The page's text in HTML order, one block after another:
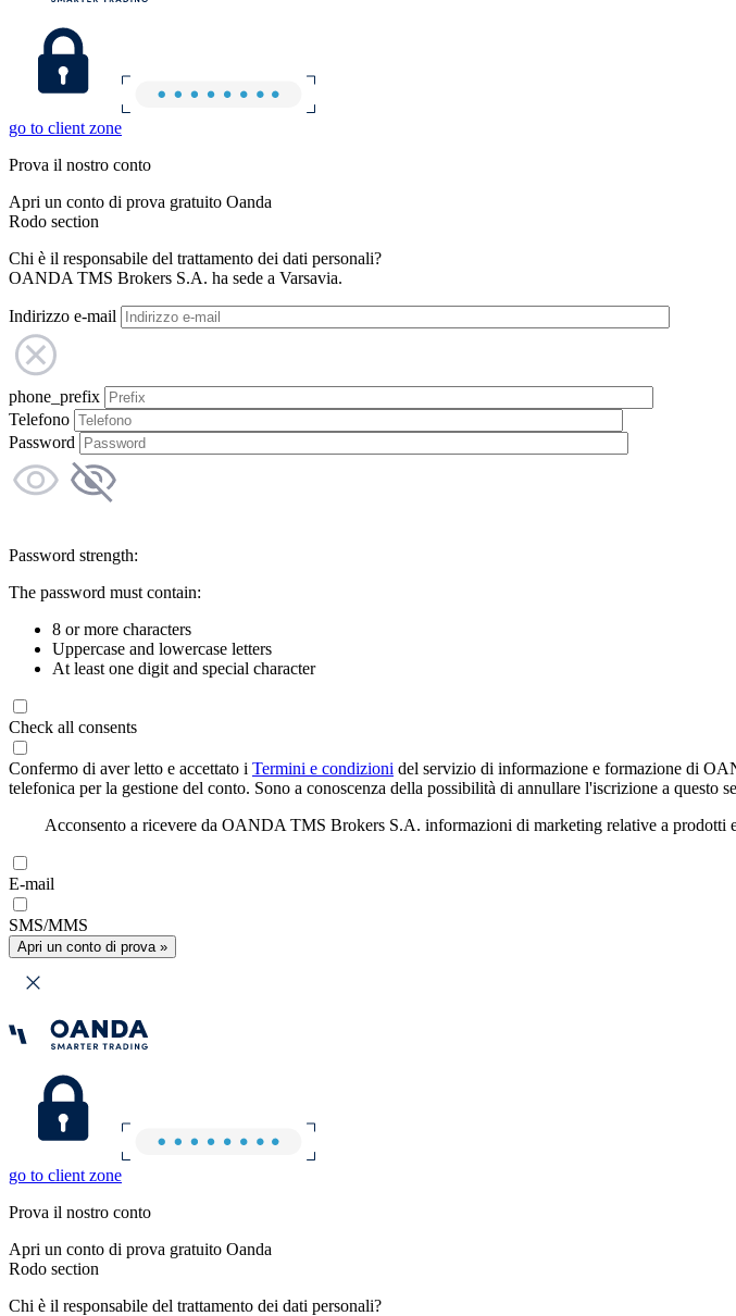
go to client zone
Prova il nostro conto
Apri un conto di prova gratuito Oanda
Rodo section
Chi è il responsabile del trattamento dei dati personali?
OANDA TMS Brokers S.A. ha sede a Varsavia.
Indirizzo e-mail
phone_prefix
Telefono
Password
Password strength:
The password must contain:
8 or more characters
Uppercase and lowercase letters
At least one digit and special character
Check all consents
Confermo di aver letto e accettato i Termini e condizioni del servizio di informazione e formazione di
telefonica per la gestione del conto. Sono a conoscenza della possibilità di annullare l'iscrizione a questo
Acconsento a ricevere da OANDA TMS Brokers S.A. informazioni di marketing relative a prodotti
E-mail
SMS/MMS
Apri un conto di prova »
go to client zone
Prova il nostro conto
Apri un conto di prova gratuito Oanda
Rodo section
Chi è il responsabile del trattamento dei dati personali?